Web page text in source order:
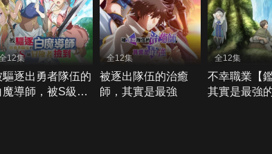
12集
驅逐出勇者隊伍的
魔導師，被S級冒
全12集
被逐出隊伍的治癒
師，其實是最強
全12集
不幸職業【
其實是最強